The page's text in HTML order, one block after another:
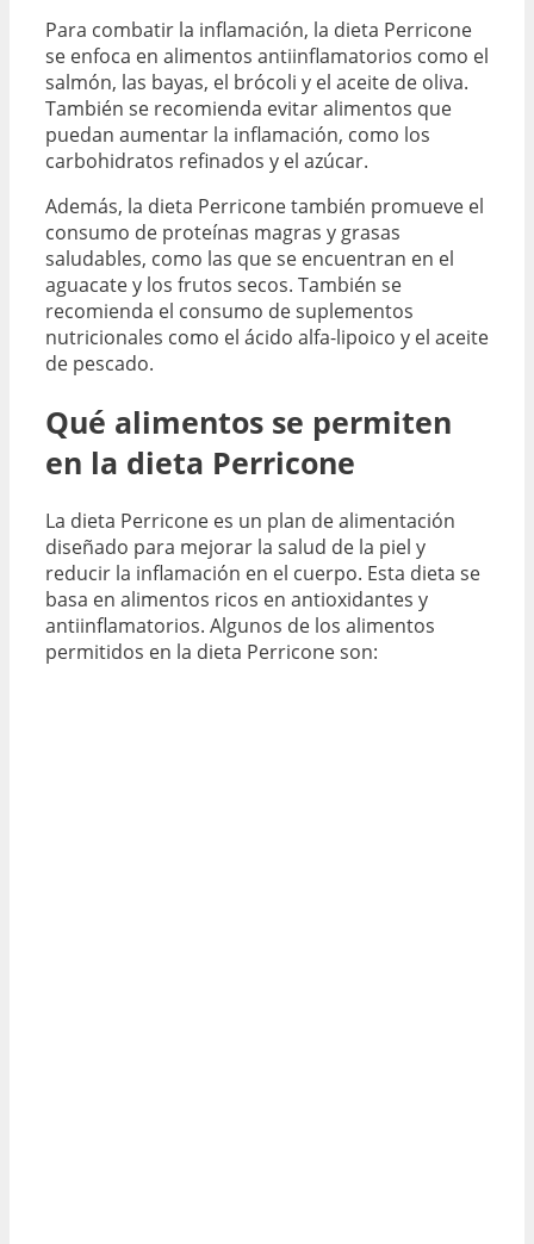
Para combatir la inflamación, la dieta Perricone
se enfoca en alimentos antiinflamatorios como el
salmón, las bayas, el brócoli y el aceite de oliva.
También se recomienda evitar alimentos que
puedan aumentar la inflamación, como los
carbohidratos refinados y el azúcar.
Además, la dieta Perricone también promueve el
consumo de proteínas magras y grasas
saludables, como las que se encuentran en el
aguacate y los frutos secos. También se
recomienda el consumo de suplementos
nutricionales como el ácido alfa-lipoico y el aceite
de pescado.
Qué alimentos se permiten
en la dieta Perricone
La dieta Perricone es un plan de alimentación
diseñado para mejorar la salud de la piel y
reducir la inflamación en el cuerpo. Esta dieta se
basa en alimentos ricos en antioxidantes y
antiinflamatorios. Algunos de los alimentos
permitidos en la dieta Perricone son: